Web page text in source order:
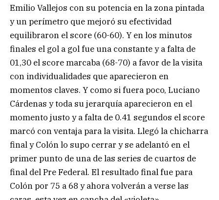
Emilio Vallejos con su potencia en la zona pintada
y un perímetro que mejoró su efectividad
equilibraron el score (60-60). Y en los minutos
finales el gol a gol fue una constante y a falta de
01,30 el score marcaba (68-70) a favor de la visita
con individualidades que aparecieron en
momentos claves. Y como si fuera poco, Luciano
Cárdenas y toda su jerarquía aparecieron en el
momento justo y a falta de 0.41 segundos el score
marcó con ventaja para la visita. Llegó la chicharra
final y Colón lo supo cerrar y se adelantó en el
primer punto de una de las series de cuartos de
final del Pre Federal. El resultado final fue para
Colón por 75 a 68 y ahora volverán a verse las